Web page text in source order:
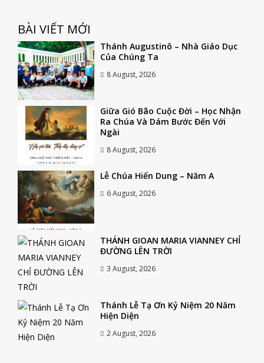
BÀI VIẾT MỚI
Thánh Augustinô – Nhà Giáo Dục
Của Chúng Ta
8 August, 2026
Giữa Gió Bão Cuộc Đời – Học Nhận
Ra Chúa Và Dám Bước Đến Với
Ngài
8 August, 2026
Lễ Chúa Hiển Dung – Năm A
6 August, 2026
THÁNH GIOAN MARIA VIANNEY CHỈ
ĐƯỜNG LÊN TRỜI
3 August, 2026
Thánh Lễ Tạ Ơn Kỷ Niệm 20 Năm
Hiện Diện
2 August, 2026